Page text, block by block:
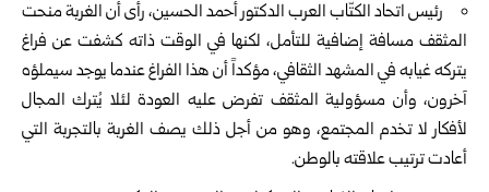
رئيس اتحاد الكتّاب العرب الدكتور أحمد الحسين، رأى أن الغربة منحت
المثقف مسافة إضافية للتأمل، لكنها في الوقت ذاته كشفت عن فراغ
يتركه غيابه في المشهد الثقافي، مؤكداً أن هذا الفراغ عندما يوجد سيملؤه
آخرون، وأن مسؤولية المثقف تفرض عليه العودة لئلا يُترك المجال
لأفكار لا تخدم المجتمع، وهو من أجل ذلك يصف الغربة بالتجربة التي
أعادت ترتيب علاقته بالوطن.